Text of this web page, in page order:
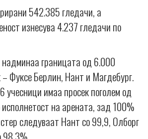
542.385 гледачи, а
изнесува 4.237 гледачи по
границата од 6.000
– Фуксе Берлин, Нант и Магдебург.
учесници имаа просек поголем од
на арената, зад 100%
следуваат Нант со 99,9, Олборг